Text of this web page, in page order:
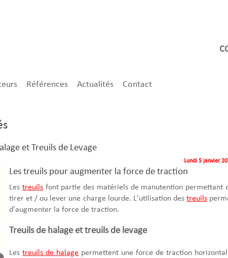
Références Actualités Contact
et Treuils de Levage
Lundi 5 janvier
Les treuils pour augmenter la force de traction
Les treuilsfont partie des matériels de manutention permettant
tirer et / ou lever une charge lourde. L'utilisation des treuils
d'augmenter la force de traction.
Treuils de halage et treuils de levage
Les treuils de halage permettent une force de traction